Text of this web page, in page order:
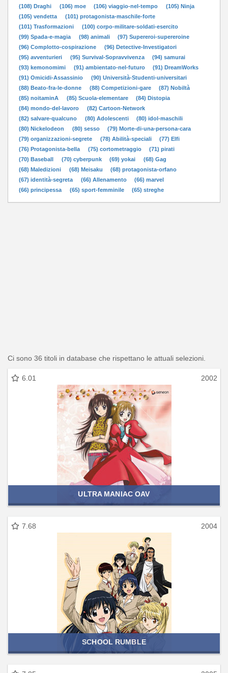
(108) Draghi
(106) moe (106) viaggio-nel-tempo
(105) Ninja
(105) vendetta
(101) protagonista-maschile-forte
(101) Trasformazioni
(100) corpo-militare-soldati-esercito
(99) Spada-e-magia
(98) animali
(97) Supereroi-supereroine
(96) Complotto-cospirazione
(96) Detective-Investigatori
(95) avventurieri
(95) Survival-Sopravvivenza
(94) samurai
(93) kemonomimi
(91) ambientato-nel-futuro
(91) DreamWorks
(91) Omicidi-Assassinio
(90) Università-Studenti-universitari
(88) Beato-fra-le-donne
(88) Competizioni-gare
(87) Nobiltà
(85) noitaminA
(85) Scuola-elementare
(84) Distopia
(84) mondo-del-lavoro
(82) Cartoon-Network
(82) salvare-qualcuno
(80) Adolescenti
(80) idol-maschili
(80) Nickelodeon
(80) sesso
(79) Morte-di-una-persona-cara
(79) organizzazioni-segrete
(78) Abilità-speciali
(77) Elfi
(76) Protagonista-bella
(75) cortometraggio
(71) pirati
(70) Baseball
(70) cyberpunk (69) yokai
(68) Gag
(68) Maledizioni
(68) Meisaku
(68) protagonista-orfano
(67) identità-segreta
(66) Allenamento
(66) marvel
(66) principessa
(65) sport-femminile (65) streghe
Ci sono 36 titoli in database che rispettano le attuali selezioni.
6.01 2002
ULTRA MANIAC OAV
7.68 2004
SCHOOL RUMBLE